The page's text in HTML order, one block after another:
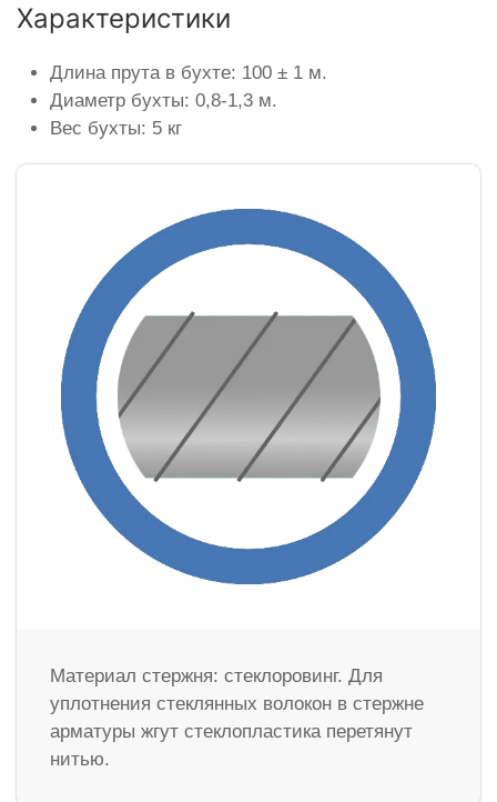
Характеристики
Длина прута в бухте: 100 ± 1 м.
Диаметр бухты: 0,8-1,3 м.
Вес бухты: 5 кг
Материал стержня: стеклоровинг. Для
уплотнения стеклянных волокон в стержне
арматуры жгут стеклопластика перетянут
нитью.